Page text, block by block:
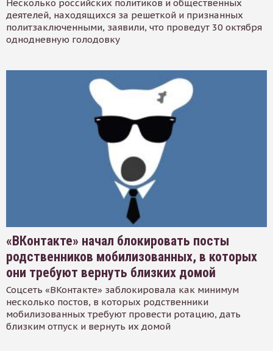
Несколько российских политиков и общественных
деятелей, находящихся за решеткой и признанных
политзаключенными, заявили, что проведут 30 октября
однодневную голодовку
«ВКонтакте» начал блокировать посты
родственников мобилизованных, в которых
они требуют вернуть близких домой
Соцсеть «ВКонтакте» заблокировала как минимум
несколько постов, в которых родственники
мобилизованных требуют провести ротацию, дать
близким отпуск и вернуть их домой